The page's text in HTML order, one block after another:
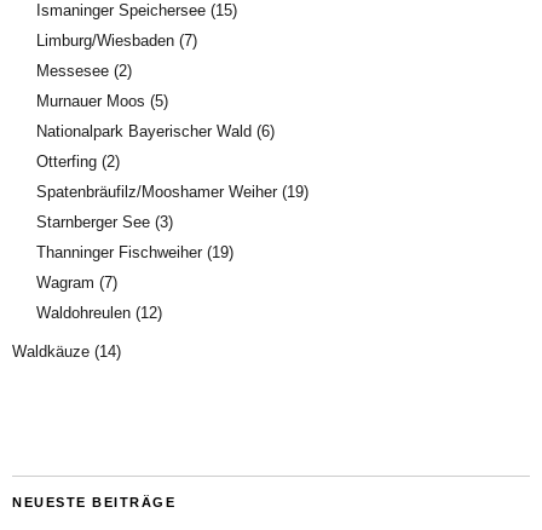
Ismaninger Speichersee (15)
Limburg/Wiesbaden (7)
Messesee (2)
Murnauer Moos (5)
Nationalpark Bayerischer Wald (6)
Otterfing (2)
Spatenbräufilz/Mooshamer Weiher(19)
Starnberger See (3)
Thanninger Fischweiher(19)
Wagram (7)
Waldohreulen (12)
Waldkäuze (14)
NEUESTE BEITRÄGE